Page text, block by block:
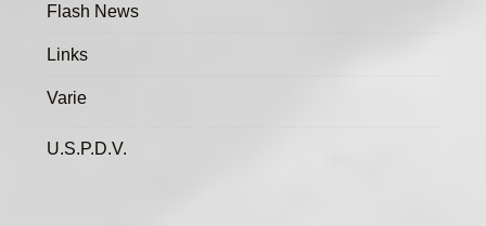
Flash News
Links
Varie
U.S.P.D.V.